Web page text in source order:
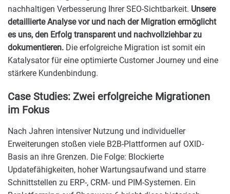
nachhaltigen Verbesserung Ihrer SEO-Sichtbarkeit. Unsere
detaillierte Analyse vor und nach der Migration ermöglicht
es uns, den Erfolg transparent und nachvollziehbar zu
dokumentieren. Die erfolgreiche Migration ist somit ein
Katalysator für eine optimierte Customer Journey und eine
stärkere Kundenbindung.
Case Studies: Zwei erfolgreiche Migrationen
im Fokus
Nach Jahren intensiver Nutzung und individueller
Erweiterungen stoßen viele B2B-Plattformen auf OXID-
Basis an ihre Grenzen. Die Folge: Blockierte
Updatefähigkeiten, hoher Wartungsaufwand und starre
Schnittstellen zu ERP-, CRM- und PIM-Systemen. Ein